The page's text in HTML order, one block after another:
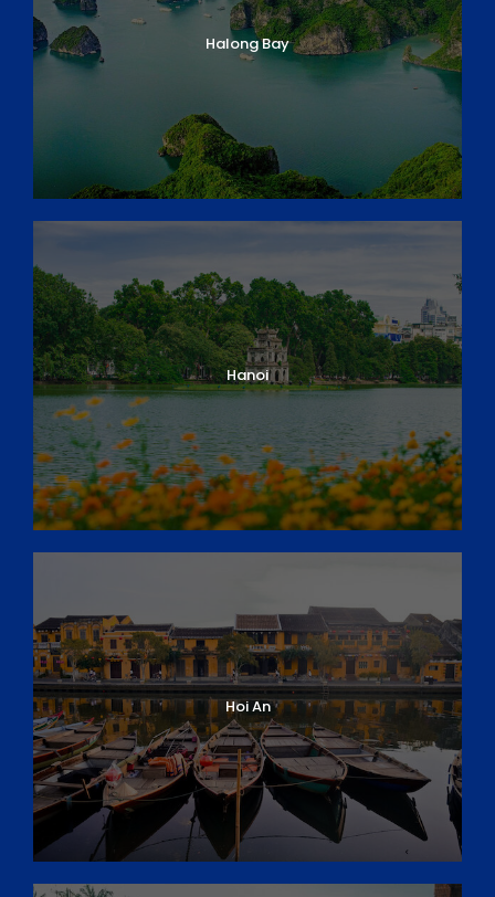
Halong Bay
Hanoi
Hoi An